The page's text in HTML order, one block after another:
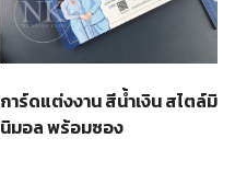
การ์ดแต่งงาน สีน้ำเงิน สไตล์มิ
นิมอล พร้อมซอง